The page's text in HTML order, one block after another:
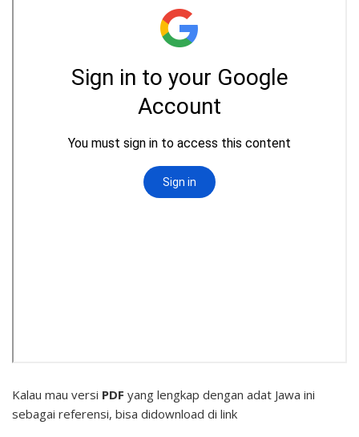
Kalau mau versi PDF yang lengkap dengan adat Jawa ini
sebagai referensi, bisa didownload di link